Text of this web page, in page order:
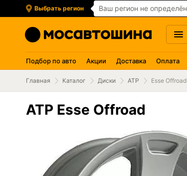
Выбрать регион Ваш регион не определён
Подбор по авто Акции Доставка Оплата
Главная Каталог Диски ATP Esse Offroad
ATP Esse Offroad